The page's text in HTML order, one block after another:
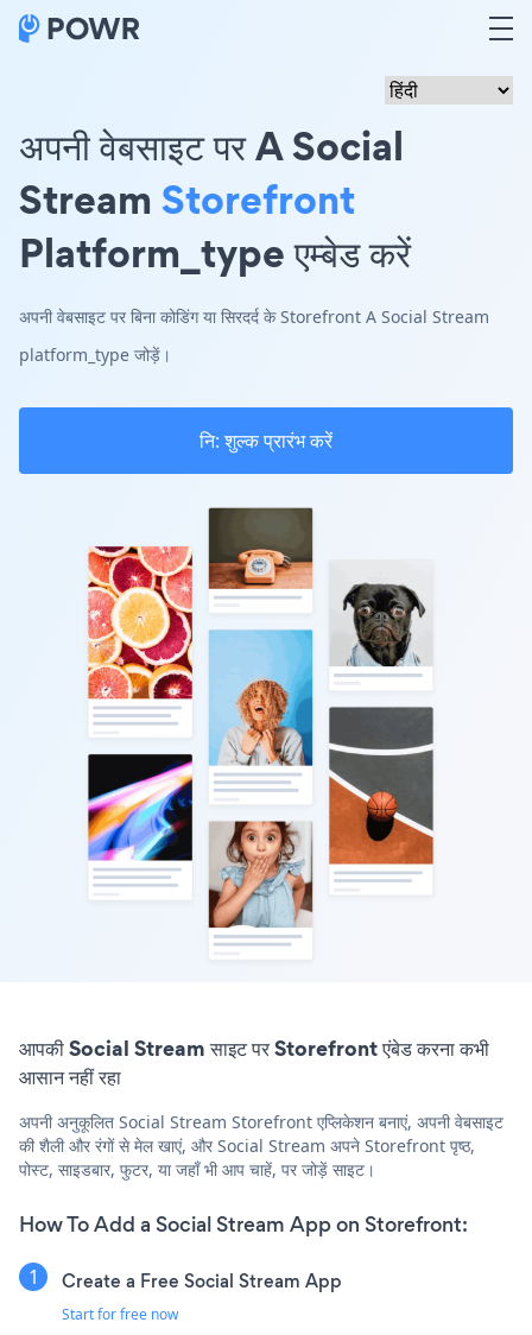
अपनी वेबसाइट पर A Social
Stream Storefront
Platform_type एम्बेड करें
अपनी वेबसाइट पर बिना कोडिंग या सिरदर्द के Storefront A Social Stream
platform_type जोड़ें।
नि: शुल्क प्रारंभ करें
आपकी Social Stream साइट पर Storefront एंबेड करना कभी
आसान नहीं रहा
अपनी अनुकूलित Social Stream Storefront एप्लिकेशन बनाएं, अपनी वेबसाइट
की शैली और रंगों से मेल खाएं, और Social Stream अपने Storefront पृष्ठ,
पोस्ट, साइडबार, फुटर, या जहाँ भी आप चाहें, पर जोड़ें साइट।
How To Add a Social Stream App on Storefront:
Create a Free Social Stream App
Start for free now